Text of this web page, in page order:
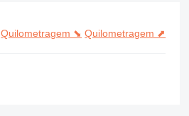
Quilometragem ⬊ Quilometragem ⬈